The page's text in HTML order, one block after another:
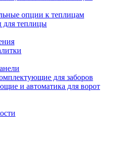
опции к теплицам
для теплицы
для заборов
и автоматика для ворот